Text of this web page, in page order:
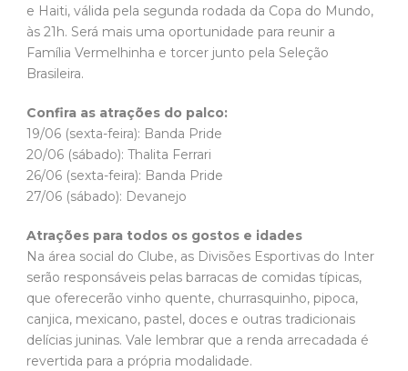
e Haiti, válida pela segunda rodada da Copa do Mundo,
às 21h. Será mais uma oportunidade para reunir a
Família Vermelhinha e torcer junto pela Seleção
Brasileira.
Confira as atrações do palco:
19/06 (sexta-feira): Banda Pride
20/06 (sábado): Thalita Ferrari
26/06 (sexta-feira): Banda Pride
27/06 (sábado): Devanejo
Atrações para todos os gostos e idades
Na área social do Clube, as Divisões Esportivas do Inter
serão responsáveis pelas barracas de comidas típicas,
que oferecerão vinho quente, churrasquinho, pipoca,
canjica, mexicano, pastel, doces e outras tradicionais
delícias juninas. Vale lembrar que a renda arrecadada é
revertida para a própria modalidade.